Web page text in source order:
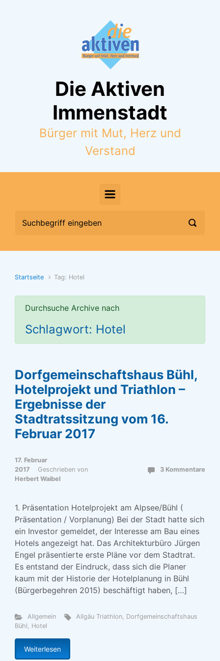
Die Aktiven
Immenstadt
Bürger mit Mut, Herz und
Verstand
Startseite Tag: Hotel
Durchsuche Archive nach
Schlagwort: Hotel
Dorfgemeinschaftshaus Bühl,
Hotelprojekt und Triathlon –
Ergebnisse der
Stadtratssitzung vom 16.
Februar 2017
17. Februar
2017
Geschrieben von
Herbert Waibel
3 Kommentare
1. Präsentation Hotelprojekt am Alpsee/Bühl (
Präsentation / Vorplanung) Bei der Stadt hatte sich
ein Investor gemeldet, der Interesse am Bau eines
Hotels angezeigt hat. Das Architekturbüro Jürgen
Engel präsentierte erste Pläne vor dem Stadtrat.
Es entstand der Eindruck, dass sich die Planer
kaum mit der Historie der Hotelplanung in Bühl
(Bürgerbegehren 2015) beschäftigt haben, […]
Allgemein Allgäu Triathlon, Dorfgemeinschaftshaus
Bühl, Hotel
Weiterlesen